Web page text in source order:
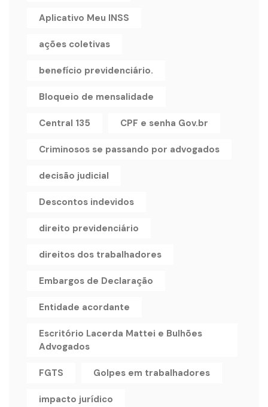
Aplicativo Meu INSS
ações coletivas
benefício previdenciário.
Bloqueio de mensalidade
Central 135 CPF e senha Gov.br
Criminosos se passando por advogados
decisão judicial
Descontos indevidos
direito previdenciário
direitos dos trabalhadores
Embargos de Declaração
Entidade acordante
Escritório Lacerda Mattei e Bulhões
Advogados
FGTS Golpes em trabalhadores
impacto jurídico